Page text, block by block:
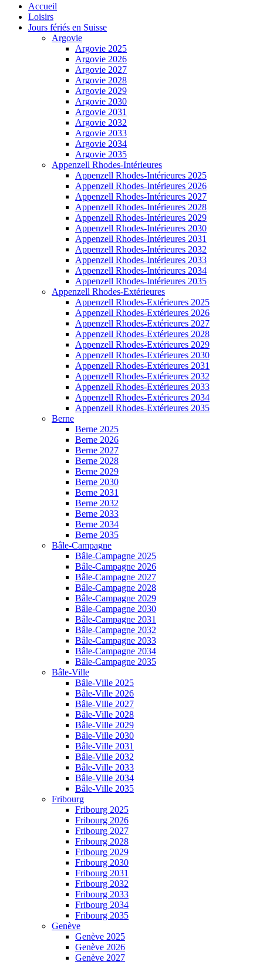
Accueil
Loisirs
Jours fériés en Suisse
Argovie
Argovie 2025
Argovie 2026
Argovie 2027
Argovie 2028
Argovie 2029
Argovie 2030
Argovie 2031
Argovie 2032
Argovie 2033
Argovie 2034
Argovie 2035
Appenzell Rhodes-Intérieures
Appenzell Rhodes-Intérieures 2025
Appenzell Rhodes-Intérieures 2026
Appenzell Rhodes-Intérieures 2027
Appenzell Rhodes-Intérieures 2028
Appenzell Rhodes-Intérieures 2029
Appenzell Rhodes-Intérieures 2030
Appenzell Rhodes-Intérieures 2031
Appenzell Rhodes-Intérieures 2032
Appenzell Rhodes-Intérieures 2033
Appenzell Rhodes-Intérieures 2034
Appenzell Rhodes-Intérieures 2035
Appenzell Rhodes-Extérieures
Appenzell Rhodes-Extérieures 2025
Appenzell Rhodes-Extérieures 2026
Appenzell Rhodes-Extérieures 2027
Appenzell Rhodes-Extérieures 2028
Appenzell Rhodes-Extérieures 2029
Appenzell Rhodes-Extérieures 2030
Appenzell Rhodes-Extérieures 2031
Appenzell Rhodes-Extérieures 2032
Appenzell Rhodes-Extérieures 2033
Appenzell Rhodes-Extérieures 2034
Appenzell Rhodes-Extérieures 2035
Berne
Berne 2025
Berne 2026
Berne 2027
Berne 2028
Berne 2029
Berne 2030
Berne 2031
Berne 2032
Berne 2033
Berne 2034
Berne 2035
Bâle-Campagne
Bâle-Campagne 2025
Bâle-Campagne 2026
Bâle-Campagne 2027
Bâle-Campagne 2028
Bâle-Campagne 2029
Bâle-Campagne 2030
Bâle-Campagne 2031
Bâle-Campagne 2032
Bâle-Campagne 2033
Bâle-Campagne 2034
Bâle-Campagne 2035
Bâle-Ville
Bâle-Ville 2025
Bâle-Ville 2026
Bâle-Ville 2027
Bâle-Ville 2028
Bâle-Ville 2029
Bâle-Ville 2030
Bâle-Ville 2031
Bâle-Ville 2032
Bâle-Ville 2033
Bâle-Ville 2034
Bâle-Ville 2035
Fribourg
Fribourg 2025
Fribourg 2026
Fribourg 2027
Fribourg 2028
Fribourg 2029
Fribourg 2030
Fribourg 2031
Fribourg 2032
Fribourg 2033
Fribourg 2034
Fribourg 2035
Genève
Genève 2025
Genève 2026
Genève 2027